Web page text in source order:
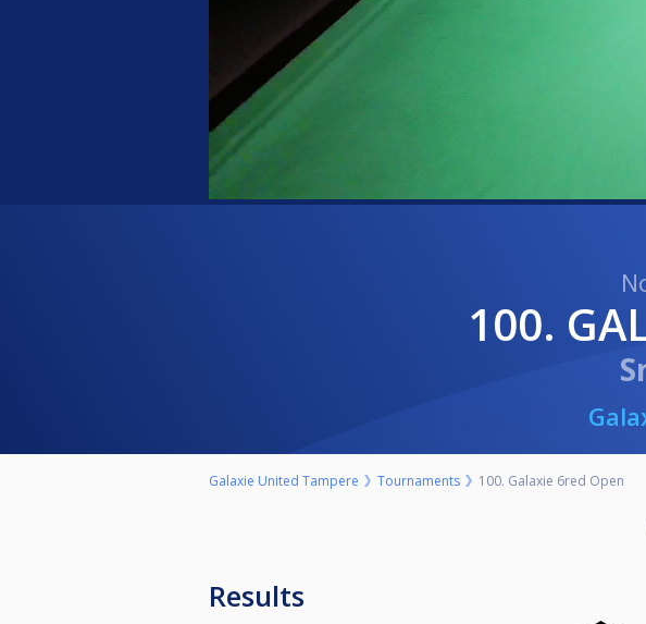
100.
Galaxie United Tampere Tournaments 100. Galaxie 6red Open
Results